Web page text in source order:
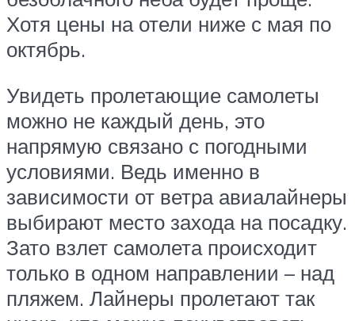
Хотя цены на отели ниже с мая по
октябрь.
Увидеть пролетающие самолеты
можно не каждый день, это
напрямую связано с погодными
условиями. Ведь именно в
зависимости от ветра авиалайнеры
выбирают место захода на посадку.
Зато взлет самолета происходит
только в одном направлении – над
пляжем. Лайнеры пролетают так